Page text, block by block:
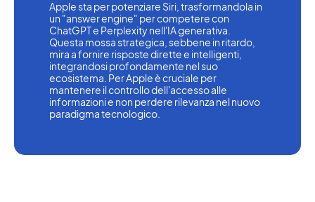
Apple sta per potenziare Siri, trasformandola in
un "answer engine" per competere con
ChatGPT e Perplexity nell'IA generativa.
Questa mossa strategica, sebbene in ritardo,
mira a fornire risposte dirette e intelligenti,
integrandosi profondamente nel suo
ecosistema. Per Apple è cruciale per
mantenere il controllo dell'accesso alle
informazioni e non perdere rilevanza nel nuovo
paradigma tecnologico.